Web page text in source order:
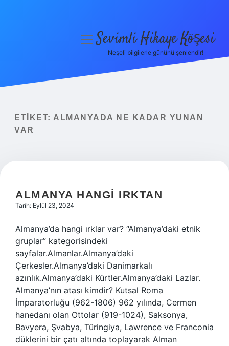
Yasal Uyarı
menüyüSevimli Hikaye Köşesi
Neşeli bilgilerle gününü şenlendir!
ETIKET: ALMANYADA NE KADAR YUNAN
VAR
ALMANYA HANGI IRKTAN
Tarih: Eylül 23, 2024
Almanya’da hangi ırklar var? “Almanya’daki etnik
gruplar” kategorisindeki
sayfalar.Almanlar.Almanya’daki
Çerkesler.Almanya’daki Danimarkalı
azınlık.Almanya’daki Kürtler.Almanya’daki Lazlar.
Almanya’nın atası kimdir? Kutsal Roma
İmparatorluğu (962-1806) 962 yılında, Cermen
hanedanı olan Ottolar (919-1024), Saksonya,
Bavyera, Şvabya, Türingiya, Lawrence ve Franconia
düklerini bir çatı altında toplayarak Alman